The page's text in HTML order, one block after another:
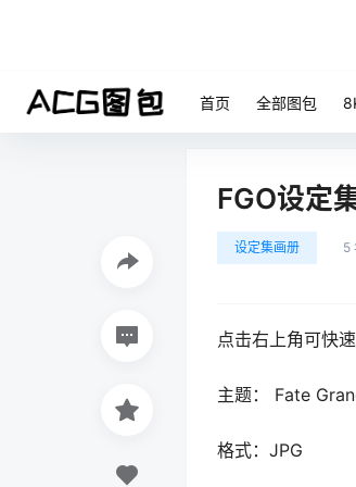
首页 全部图包
FGO设定
设定集画册 5
点击右上角可快
主题： Fate
格式：JPG